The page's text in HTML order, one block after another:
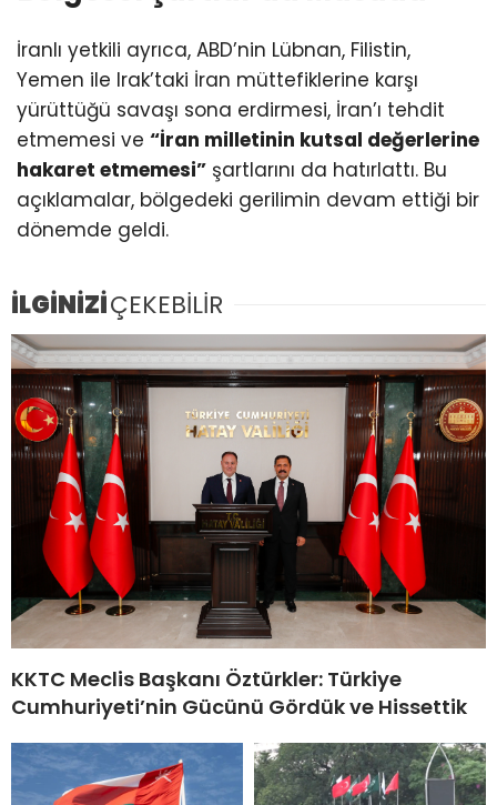
İranlı yetkili ayrıca, ABD’nin Lübnan, Filistin,
Yemen ile Irak’taki İran müttefiklerine karşı
yürüttüğü savaşı sona erdirmesi, İran’ı tehdit
etmemesi ve “İran milletinin kutsal değerlerine
hakaret etmemesi” şartlarını da hatırlattı. Bu
açıklamalar, bölgedeki gerilimin devam ettiği bir
dönemde geldi.
İLGİNİZİÇEKEBİLİR
KKTC Meclis Başkanı Öztürkler: Türkiye
Cumhuriyeti’nin Gücünü Gördük ve Hissettik